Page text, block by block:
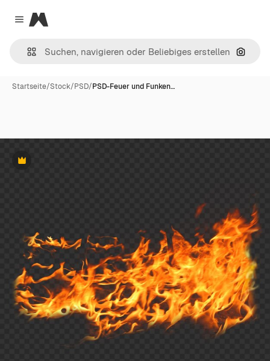
Close menu
Magnific
Nach
Startseite/Stock/PSD/PSD-Feuer und Funken…
Premium